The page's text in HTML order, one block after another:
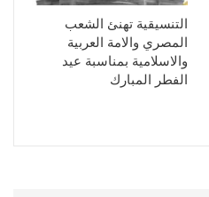
التنسيقية تهنئ الشعب
المصري والامة العربية
والاسلامية بمناسبة عيد
الفطر المبارك